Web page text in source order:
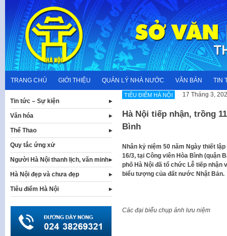
content
TRANG CHỦ GIỚI THIỆU QUẢN LÝ NHÀ NƯỚC VĂN BẢN TIN
TIÊU ĐIỂM HÀ NỘI 17 Tháng 3,
Hà Nội tiếp nhận, trồng
Bình
Nhân kỷ niệm 50 năm Ngày thiết
16/3, tại Công viên Hòa Bình (quận
phố Hà Nội đã tổ chức Lễ tiếp nhận
biểu tượng của đất nước Nhật Bản.
Các đại biểu chụp ảnh lưu niệm
Tin tức – Sự kiện
Văn hóa
Thể Thao
Quy tắc ứng xử
Người Hà Nội thanh lịch, văn minh
Hà Nội đẹp và chưa đẹp
Tiêu điểm Hà Nội